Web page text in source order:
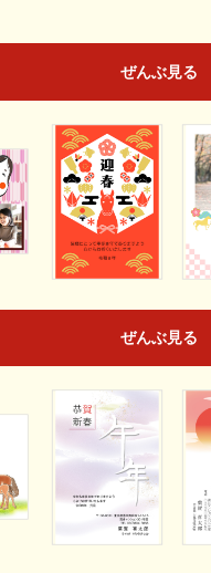
ぜんぶ見る
ぜんぶ見る